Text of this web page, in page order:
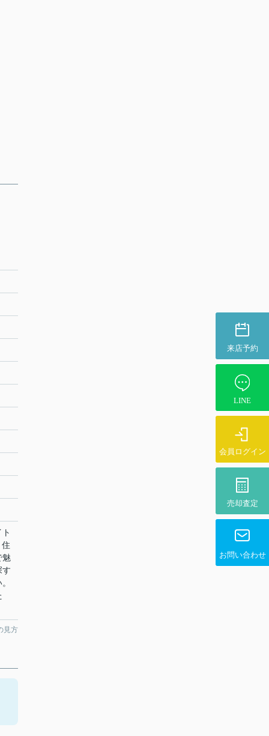
来店予約
LINE
会員ログイン
売却査定
お問い合わせ
魅
す
見方